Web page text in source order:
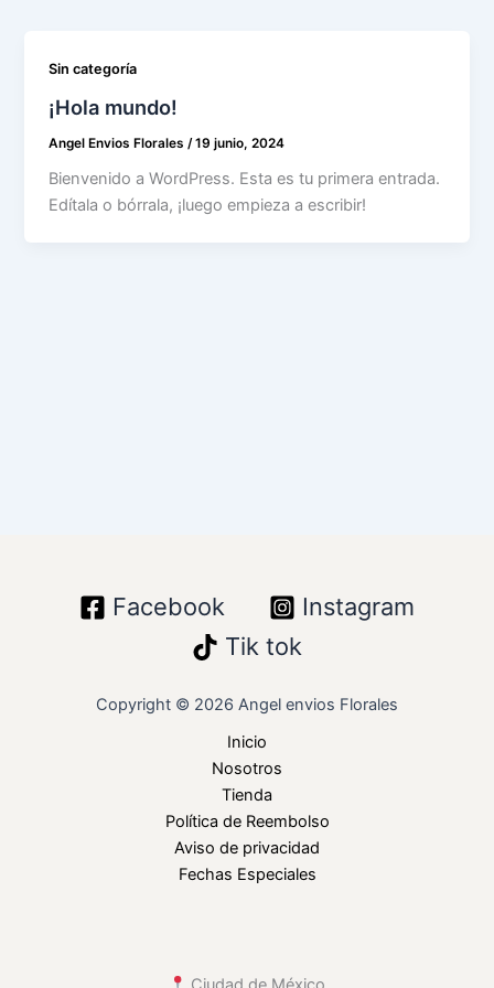
Sin categoría
¡Hola mundo!
Angel Envios Florales /19 junio, 2024
Bienvenido a WordPress. Esta es tu primera entrada.
Edítala o bórrala, ¡luego empieza a escribir!
Facebook
Instagram
Tik tok
Copyright © 2026 Angel envios Florales
Inicio
Nosotros
Tienda
Política de Reembolso
Aviso de privacidad
Fechas Especiales